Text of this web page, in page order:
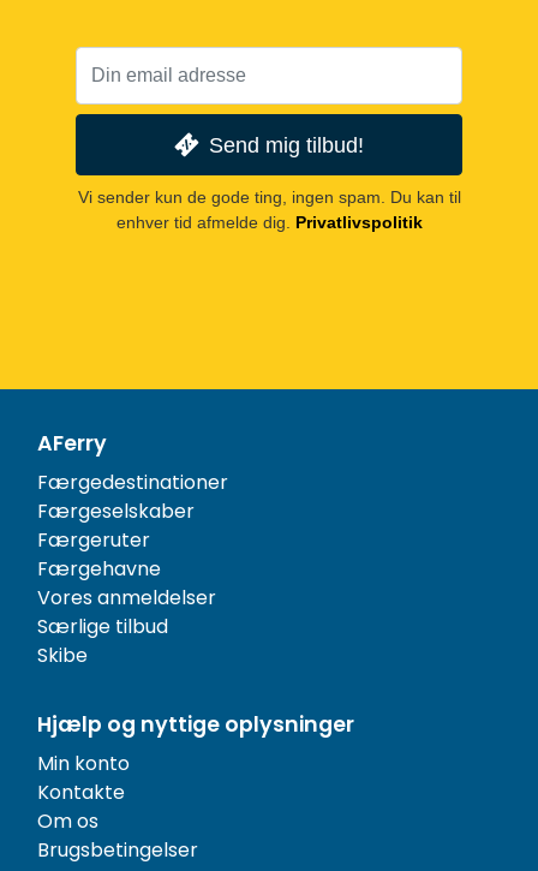
Send mig tilbud!
Vi sender kun de gode ting, ingen spam. Du kan til
enhver tid afmelde dig. Privatlivspolitik
AFerry
Færgedestinationer
Færgeselskaber
Færgeruter
Færgehavne
Vores anmeldelser
Særlige tilbud
Skibe
Hjælp og nyttige oplysninger
Min konto
Kontakte
Om os
Brugsbetingelser